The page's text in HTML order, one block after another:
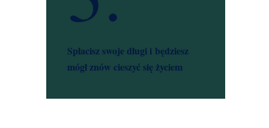
Spłacisz swoje długi i będziesz
mógł znów cieszyć się życiem